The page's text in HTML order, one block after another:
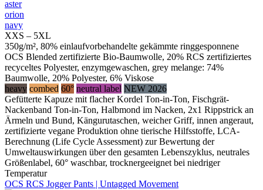
aster
orion
navy
XXS – 5XL
350g/m², 80% einlaufvorbehandelte gekämmte ringgesponnene
OCS Blended zertifizierte Bio-Baumwolle, 20% RCS zertifiziertes
recyceltes Polyester, enzymgewaschen, grey melange: 74%
Baumwolle, 20% Polyester, 6% Viskose
heavy combed 60° neutral label NEW 2026
Gefütterte Kapuze mit flacher Kordel Ton-in-Ton, Fischgrät-
Nackenband Ton-in-Ton, Halbmond im Nacken, 2x1 Rippstrick an
Ärmeln und Bund, Kängurutaschen, weicher Griff, innen angeraut,
zertifizierte vegane Produktion ohne tierische Hilfsstoffe, LCA-
Berechnung (Life Cycle Assessment) zur Bewertung der
Umweltauswirkungen über den gesamten Lebenszyklus, neutrales
Größenlabel, 60° waschbar, trocknergeeignet bei niedriger
Temperatur
OCS RCS Jogger Pants | Untagged Movement